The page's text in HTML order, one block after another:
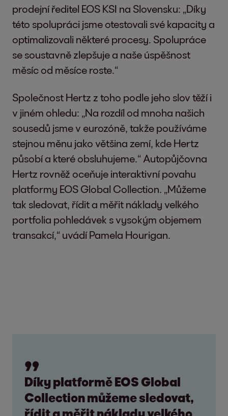
prodejní ředitel EOS KSI na Slovensku: „Díky
této spolupráci jsme otestovali své kapacity a
optimalizovali některé procesy. Spolupráce
se soustavně zlepšuje a naše úspěšnost
měsíc od měsíce roste.“
Společnost Hertz z toho podle jeho slov těží i
v jiném ohledu: „Na rozdíl od mnoha našich
sousedů jsme v eurozóně, takže používáme
stejnou měnu jako většina zemí, kde Hertz
působí a které obsluhujeme.“ Autopůjčovna
Hertz rovněž oceňuje interaktivní povahu
platformy EOS Global Collection. „Můžeme
tak sledovat, řídit a měřit náklady velkého
portfolia pohledávek s vysokým objemem
transakcí,“ uvádí Pamela Hourigan.
Díky platformě EOS Global
Collection můžeme sledovat,